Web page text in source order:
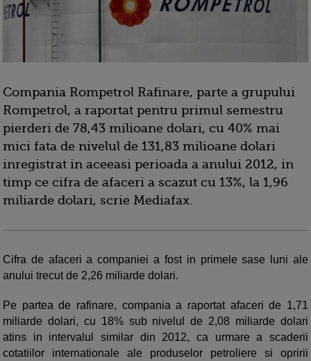
Compania Rompetrol Rafinare, parte a grupului
Rompetrol, a raportat pentru primul semestru
pierderi de 78,43 milioane dolari, cu 40% mai
mici fata de nivelul de 131,83 milioane dolari
inregistrat in aceeasi perioada a anului 2012, in
timp ce cifra de afaceri a scazut cu 13%, la 1,96
miliarde dolari, scrie Mediafax.
Cifra de afaceri a companiei a fost in primele sase luni ale
anului trecut de 2,26 miliarde dolari.
Pe partea de rafinare, compania a raportat afaceri de 1,71
miliarde dolari, cu 18% sub nivelul de 2,08 miliarde dolari
atins in intervalul similar din 2012, ca urmare a scaderii
cotatiilor internationale ale produselor petroliere si opririi